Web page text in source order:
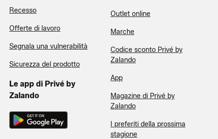
Recesso
Offerte di lavoro
Segnala una vulnerabilità
Sicurezza del prodotto
Le app di Privé by
Zalando
Outlet online
Marche
Codice sconto Privé by
Zalando
App
Magazine di Privé by
Zalando
I preferiti della prossima
stagione